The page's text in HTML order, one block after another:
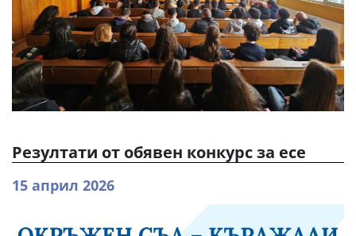
Резултати от обявен конкурс за есе
15 април 2026